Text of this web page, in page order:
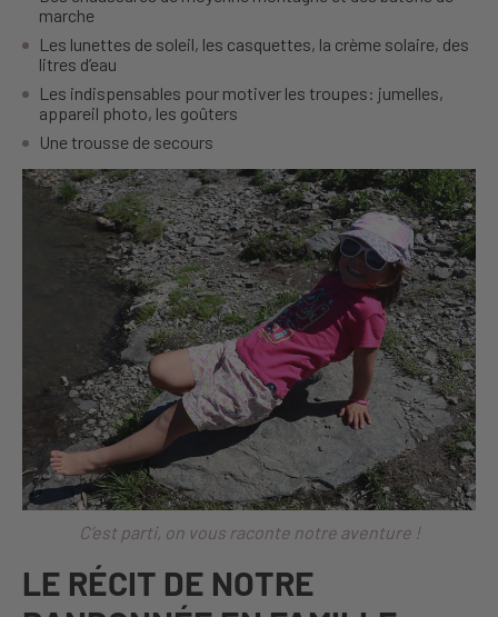
marche
Les lunettes de soleil, les casquettes, la crème solaire, des
litres d’eau
Les indispensables pour motiver les troupes: jumelles,
appareil photo, les goûters
Une trousse de secours
C’est parti, on vous raconte notre aventure !
LE RÉCIT DE NOTRE